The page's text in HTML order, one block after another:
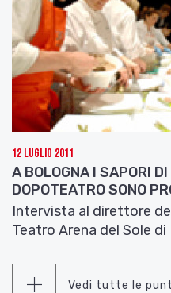
12 Luglio 2011
A BOLOGNA I SAPORI
DOPOTEATRO SONO
Intervista al direttore
Teatro Arena del Sole
Vedi tutte le